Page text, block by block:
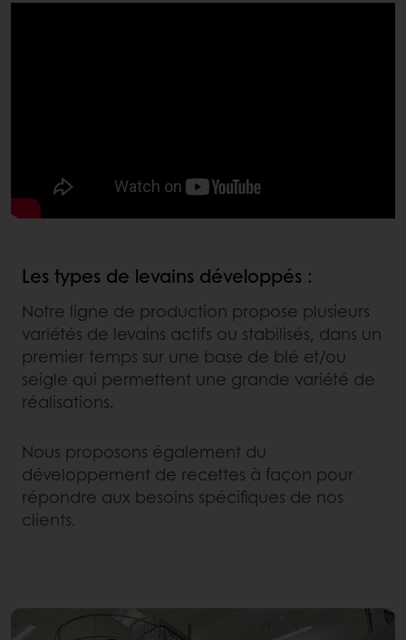
Les types de levains développés :
Notre ligne de production propose plusieurs
variétés de levains actifs ou stabilisés, dans un
premier temps sur une base de blé et/ou
seigle qui permettent une grande variété de
réalisations.
Nous proposons également du
développement de recettes à façon pour
répondre aux besoins spécifiques de nos
clients.